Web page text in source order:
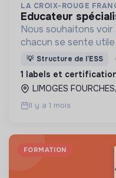
LA CROIX-ROUGE
educateur
Nous souhaitons
chacun se sente utile
nous proposons des
d’engagement
💡 Structure de l’ESS
1 labels et
LIMOGES
Il y a 1 mois
FORMATION